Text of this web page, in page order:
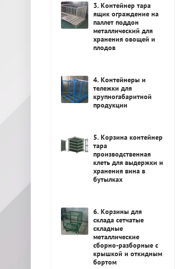
3. Контейнер тара
ящик ограждение на
паллет поддон
металлический для
хранения овощей и
плодов
4. Контейнеры и
тележки для
крупногабаритной
продукции
5. Корзина контейнер
тара
производственная
клеть для выдержки и
хранения вина в
бутылках
6. Корзины для
склада сетчатые
складные
металлические
сборно-разборные с
крышкой и откидным
бортом